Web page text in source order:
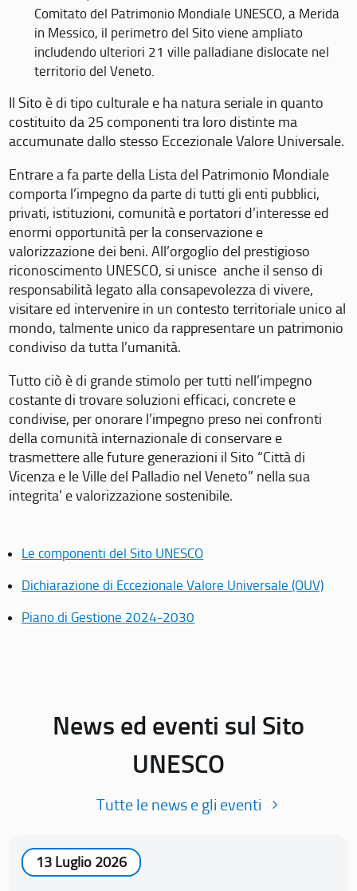
Comitato del Patrimonio Mondiale UNESCO, a Merida
in Messico, il perimetro del Sito viene ampliato
includendo ulteriori 21 ville palladiane dislocate nel
territorio del Veneto.
Il Sito è di tipo culturale e ha natura seriale in quanto
costituito da 25 componenti tra loro distinte ma
accumunate dallo stesso Eccezionale Valore Universale.
Entrare a fa parte della Lista del Patrimonio Mondiale
comporta l’impegno da parte di tutti gli enti pubblici,
privati, istituzioni, comunità e portatori d’interesse ed
enormi opportunità per la conservazione e
valorizzazione dei beni. All’orgoglio del prestigioso
riconoscimento UNESCO, si unisce anche il senso di
responsabilità legato alla consapevolezza di vivere,
visitare ed intervenire in un contesto territoriale unico al
mondo, talmente unico da rappresentare un patrimonio
condiviso da tutta l’umanità.
Tutto ciò è di grande stimolo per tutti nell’impegno
costante di trovare soluzioni efficaci, concrete e
condivise, per onorare l’impegno preso nei confronti
della comunità internazionale di conservare e
trasmettere alle future generazioni il Sito “Città di
Vicenza e le Ville del Palladio nel Veneto” nella sua
integrita’ e valorizzazione sostenibile.
Le componenti del Sito UNESCO
Dichiarazione di Eccezionale Valore Universale (OUV)
Piano di Gestione 2024-2030
News ed eventi sul Sito
UNESCO
Tutte le news e gli eventi
13 Luglio 2026